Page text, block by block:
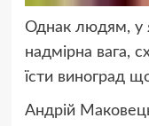
Однак людям, у
надмірна вага,
їсти виноград
Андрій